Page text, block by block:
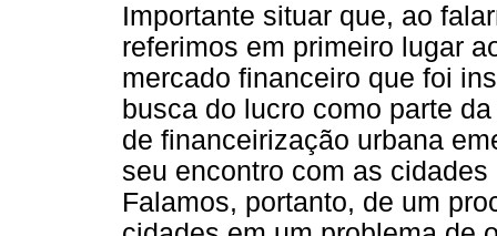
Importante situar que, ao
referimos em primeiro lugar
mercado financeiro que foi
busca do lucro como parte
de financeirização urbana
seu encontro com as
Falamos, portanto, de um